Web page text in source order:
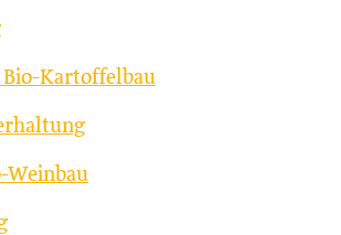
Bio-Kartoffelbau
Weinbau